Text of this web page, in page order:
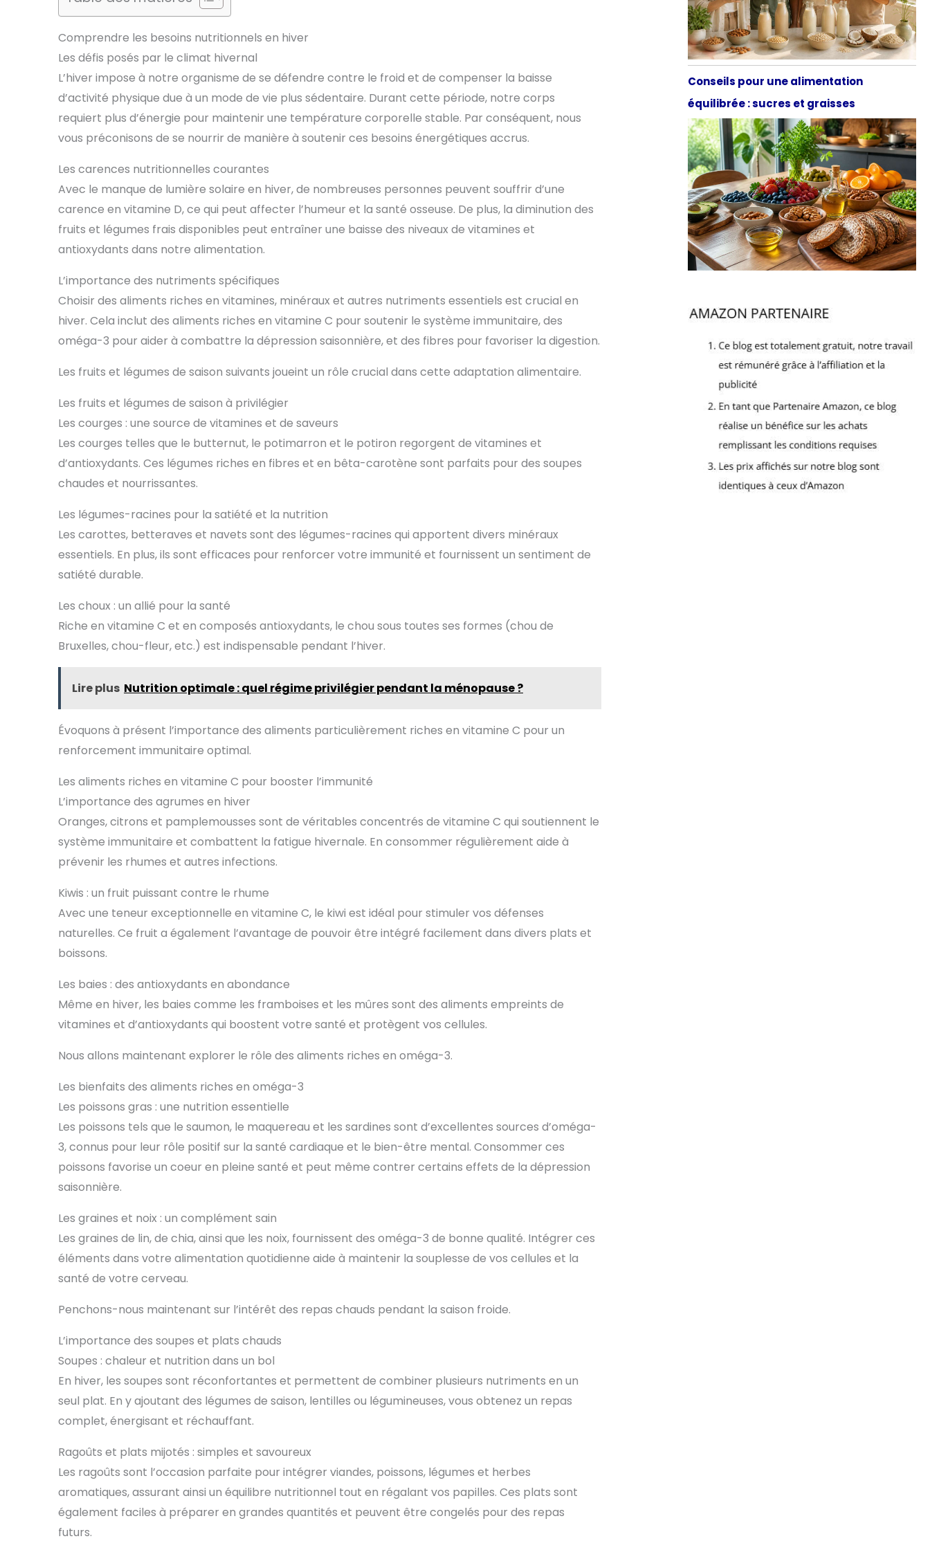
Comprendre les besoins nutritionnels en hiver
Les défis posés par le climat hivernal
L’hiver impose à notre organisme de se défendre contre le froid et de compenser la baisse
d’activité physique due à un mode de vie plus sédentaire. Durant cette période, notre corps
requiert plus d’énergie pour maintenir une température corporelle stable. Par conséquent, nous
vous préconisons de se nourrir de manière à soutenir ces besoins énergétiques accrus.
Les carences nutritionnelles courantes
Avec le manque de lumière solaire en hiver, de nombreuses personnes peuvent souffrir d’une
carence en vitamine D, ce qui peut affecter l’humeur et la santé osseuse. De plus, la diminution des
fruits et légumes frais disponibles peut entraîner une baisse des niveaux de vitamines et
antioxydants dans notre alimentation.
L’importance des nutriments spécifiques
Choisir des aliments riches en vitamines, minéraux et autres nutriments essentiels est crucial en
hiver. Cela inclut des aliments riches en vitamine C pour soutenir le système immunitaire, des
oméga-3 pour aider à combattre la dépression saisonnière, et des fibres pour favoriser la digestion.
Les fruits et légumes de saison suivants joueint un rôle crucial dans cette adaptation alimentaire.
Les fruits et légumes de saison à privilégier
Les courges : une source de vitamines et de saveurs
Les courges telles que le butternut, le potimarron et le potiron regorgent de vitamines et
d’antioxydants. Ces légumes riches en fibres et en bêta-carotène sont parfaits pour des soupes
chaudes et nourrissantes.
Les légumes-racines pour la satiété et la nutrition
Les carottes, betteraves et navets sont des légumes-racines qui apportent divers minéraux
essentiels. En plus, ils sont efficaces pour renforcer votre immunité et fournissent un sentiment de
satiété durable.
Les choux : un allié pour la santé
Riche en vitamine C et en composés antioxydants, le chou sous toutes ses formes (chou de
Bruxelles, chou-fleur, etc.) est indispensable pendant l’hiver.
Lire plus Nutrition optimale : quel régime privilégier pendant la ménopause ?
Évoquons à présent l’importance des aliments particulièrement riches en vitamine C pour un
renforcement immunitaire optimal.
Les aliments riches en vitamine C pour booster l’immunité
L’importance des agrumes en hiver
Oranges, citrons et pamplemousses sont de véritables concentrés de vitamine C qui soutiennent le
système immunitaire et combattent la fatigue hivernale. En consommer régulièrement aide à
prévenir les rhumes et autres infections.
Kiwis : un fruit puissant contre le rhume
Avec une teneur exceptionnelle en vitamine C, le kiwi est idéal pour stimuler vos défenses
naturelles. Ce fruit a également l’avantage de pouvoir être intégré facilement dans divers plats et
boissons.
Les baies : des antioxydants en abondance
Même en hiver, les baies comme les framboises et les mûres sont des aliments empreints de
vitamines et d’antioxydants qui boostent votre santé et protègent vos cellules.
Nous allons maintenant explorer le rôle des aliments riches en oméga-3.
Les bienfaits des aliments riches en oméga-3
Les poissons gras : une nutrition essentielle
Les poissons tels que le saumon, le maquereau et les sardines sont d’excellentes sources d’oméga-
3, connus pour leur rôle positif sur la santé cardiaque et le bien-être mental. Consommer ces
poissons favorise un coeur en pleine santé et peut même contrer certains effets de la dépression
saisonnière.
Les graines et noix : un complément sain
Les graines de lin, de chia, ainsi que les noix, fournissent des oméga-3 de bonne qualité. Intégrer ces
éléments dans votre alimentation quotidienne aide à maintenir la souplesse de vos cellules et la
santé de votre cerveau.
Penchons-nous maintenant sur l’intérêt des repas chauds pendant la saison froide.
L’importance des soupes et plats chauds
Soupes : chaleur et nutrition dans un bol
En hiver, les soupes sont réconfortantes et permettent de combiner plusieurs nutriments en un
seul plat. En y ajoutant des légumes de saison, lentilles ou légumineuses, vous obtenez un repas
complet, énergisant et réchauffant.
Ragoûts et plats mijotés : simples et savoureux
Les ragoûts sont l’occasion parfaite pour intégrer viandes, poissons, légumes et herbes
aromatiques, assurant ainsi un équilibre nutritionnel tout en régalant vos papilles. Ces plats sont
également faciles à préparer en grandes quantités et peuvent être congelés pour des repas
futurs.
Conseils pour une alimentation
équilibrée : sucres et graisses